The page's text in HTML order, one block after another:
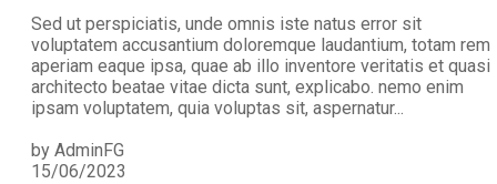
Sed ut perspiciatis, unde omnis iste natus error sit
voluptatem accusantium doloremque laudantium, totam rem
aperiam eaque ipsa, quae ab illo inventore veritatis et quasi
architecto beatae vitae dicta sunt, explicabo. nemo enim
ipsam voluptatem, quia voluptas sit, aspernatur...
by AdminFG
15/06/2023